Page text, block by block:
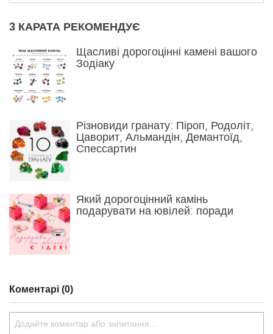
3 КАРАТА РЕКОМЕНДУЄ
Щасливі дорогоцінні камені вашого
Зодіаку
Різновиди гранату: Піроп, Родоліт,
Цаворит, Альмандін, Демантоїд,
Спессартин
Який дорогоцінний камінь
подарувати на ювілей: поради
Коментарі (0)